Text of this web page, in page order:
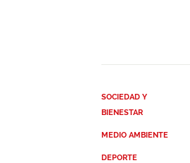
SOCIEDAD Y
BIENESTAR
MEDIO AMBIENTE
DEPORTE